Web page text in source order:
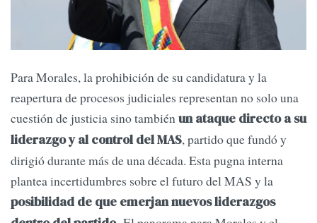
Para Morales, la prohibición de su candidatura y la
reapertura de procesos judiciales representan no solo una
cuestión de justicia sino tambiénun ataque directo a su
liderazgo y al control del MAS, partido que fundó y
dirigió durante más de una década. Esta pugna interna
plantea incertidumbres sobre el futuro del MAS y la
posibilidad de que emerjan nuevos liderazgos